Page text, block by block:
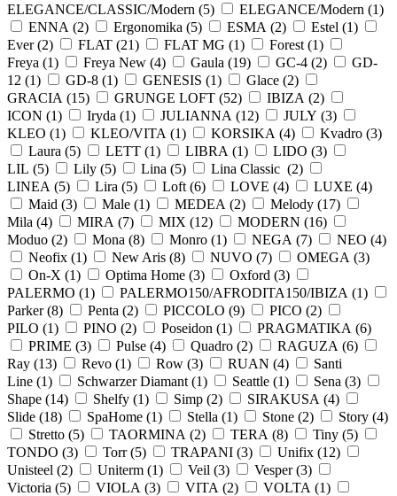
ELEGANCE/CLASSIC/Modern (5) ELEGANCE/Modern (1)
ENNA (2) Ergonomika (5) ESMA (2) Estel (1)
Ever (2) FLAT (21) FLAT MG (1) Forest (1)
Freya (1) Freya New (4) Gaula (19) GC-4 (2)
GD-
12 (1) GD-8 (1) GENESIS (1) Glace (2)
GRACIA (15) GRUNGE LOFT (52) IBIZA (2)
ICON (1) Iryda (1) JULIANNA (12) JULY (3)
KLEO (1) KLEO/VITA (1) KORSIKA (4) Kvadro (3)
Laura (5) LETT (1) LIBRA (1) LIDO (3)
LIL (5) Lily (5) Lina (5) Lina Classic (2)
LINEA (5) Lira (5) Loft (6) LOVE (4) LUXE (4)
Maid (3) Male (1) MEDEA (2) Melody (17)
Mila (4) MIRA (7) MIX (12) MODERN (16)
Moduo (2) Mona (8) Monro (1) NEGA (7) NEO (4)
Neofix (1) New Aris (8) NUVO (7) OMEGA (3)
On-X (1) Optima Home (3) Oxford (3)
PALERMO (1) PALERMO150/AFRODITA150/IBIZA (1)
Parker (8) Penta (2) PICCOLO (9) PICO (2)
PILO (1) PINO (2) Poseidon (1) PRAGMATIKA (6)
PRIME (3) Pulse (4) Quadro (2) RAGUZA (6)
Ray (13) Revo (1) Row (3) RUAN (4)
Santi
Line (1) Schwarzer Diamant (1) Seattle (1) Sena (3)
Shape (14) Shelfy (1) Simp (2) SIRAKUSA (4)
Slide (18) SpaHome (1) Stella (1) Stone (2) Story (4)
Stretto (5) TAORMINA (2) TERA (8) Tiny (5)
TONDO (3) Torr (5) TRAPANI (3) Unifix (12)
Unisteel (2) Uniterm (1) Veil (3) Vesper (3)
Victoria (5) VIOLA (3) VITA (2) VOLTA (1)